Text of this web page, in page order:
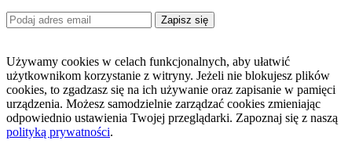
Zapisz się
Używamy cookies w celach funkcjonalnych, aby ułatwić
użytkownikom korzystanie z witryny. Jeżeli nie blokujesz plików
cookies, to zgadzasz się na ich używanie oraz zapisanie w pamięci
urządzenia. Możesz samodzielnie zarządzać cookies zmieniając
odpowiednio ustawienia Twojej przeglądarki. Zapoznaj się z naszą
polityką prywatności.